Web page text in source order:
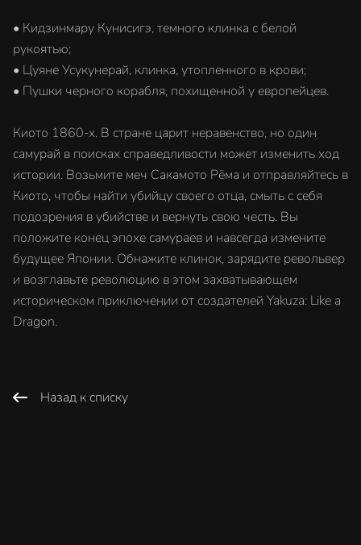
• Кидзинмару Кунисигэ, темного клинка с белой
рукоятью;
• Цуяне Усукунерай, клинка, утопленного в крови;
• Пушки черного корабля, похищенной у европейцев.
Киото 1860-х. В стране царит неравенство, но один
самурай в поисках справедливости может изменить ход
истории. Возьмите меч Сакамото Рёма и отправляйтесь в
Киото, чтобы найти убийцу своего отца, смыть с себя
подозрения в убийстве и вернуть свою честь. Вы
положите конец эпохе самураев и навсегда измените
будущее Японии. Обнажите клинок, зарядите револьвер
и возглавьте революцию в этом захватывающем
историческом приключении от создателей Yakuza: Like a
Dragon.
Назад к списку